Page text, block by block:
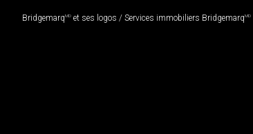
BridgemarqMD et ses logos / Services immobiliers BridgemarqMD